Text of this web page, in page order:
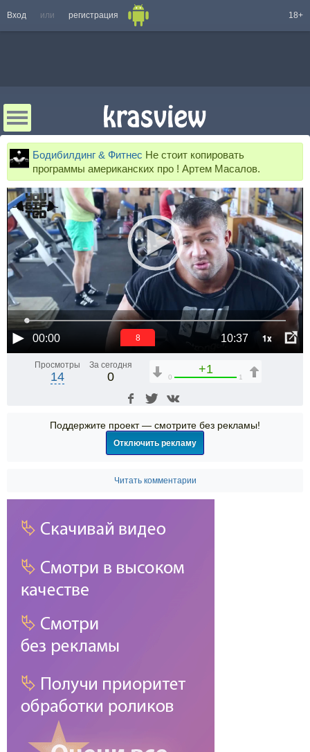
Вход или регистрация 18+
Бодибилдинг & Фитнес Не стоит копировать
программы американских про ! Артем Масалов.
00:00 10:37 1x
7
Просмотры
14
За сегодня
0
+1
0 1
Поддержите проект — смотрите без рекламы!
Отключить рекламу
Читать комментарии